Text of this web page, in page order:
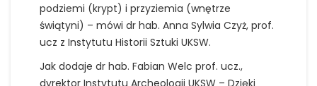
podziemi (krypt) i przyziemia (wnętrze
świątyni) – mówi dr hab. Anna Sylwia Czyż, prof.
ucz z Instytutu Historii Sztuki UKSW.
Jak dodaje dr hab. Fabian Welc prof. ucz.,